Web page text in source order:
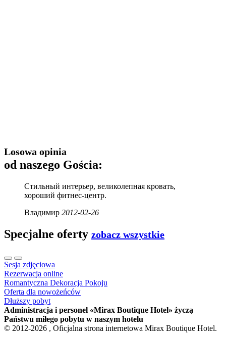
Losowa opinia
od naszego Gościa:
Стильный интерьер, великолепная кровать,
хороший фитнес-центр.
Владимир 2012-02-26
Specjalne oferty zobacz wszystkie
Sesja zdjęciowa
Rezerwacja online
Romantyczna Dekoracja Pokoju
Oferta dla nowożeńców
Dłuższy pobyt
Administracja i personel «Mirax Boutique Hotel» życzą
Państwu miłego pobytu w naszym hotelu
© 2012-2026 , Oficjalna strona internetowa Mirax Boutique Hotel.